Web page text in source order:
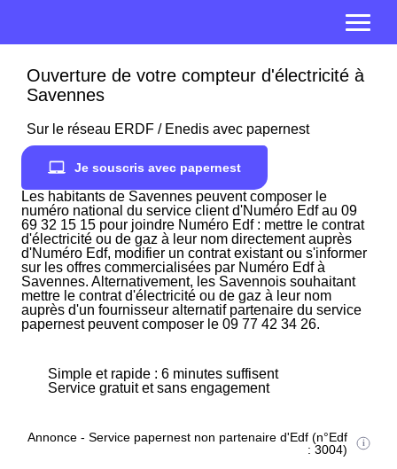
Ouverture de votre compteur d'électricité à
Savennes
Sur le réseau ERDF / Enedis avec papernest
Je souscris avec papernest
Les habitants de Savennes peuvent composer le
numéro national du service client d'Numéro Edf au 09
69 32 15 15 pour joindre Numéro Edf : mettre le contrat
d'électricité ou de gaz à leur nom directement auprès
d'Numéro Edf, modifier un contrat existant ou s'informer
sur les offres commercialisées par Numéro Edf à
Savennes. Alternativement, les Savennois souhaitant
mettre le contrat d'électricité ou de gaz à leur nom
auprès d'un fournisseur alternatif partenaire du service
papernest peuvent composer le 09 77 42 34 26.
Simple et rapide : 6 minutes suffisent
Service gratuit et sans engagement
Annonce - Service papernest non partenaire d'Edf (n°Edf
: 3004)